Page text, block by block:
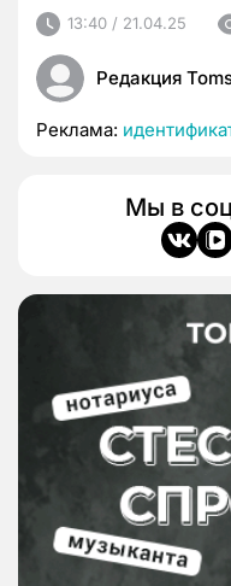
13:40 / 21.04.25
Редакция
Реклама:
Мы в